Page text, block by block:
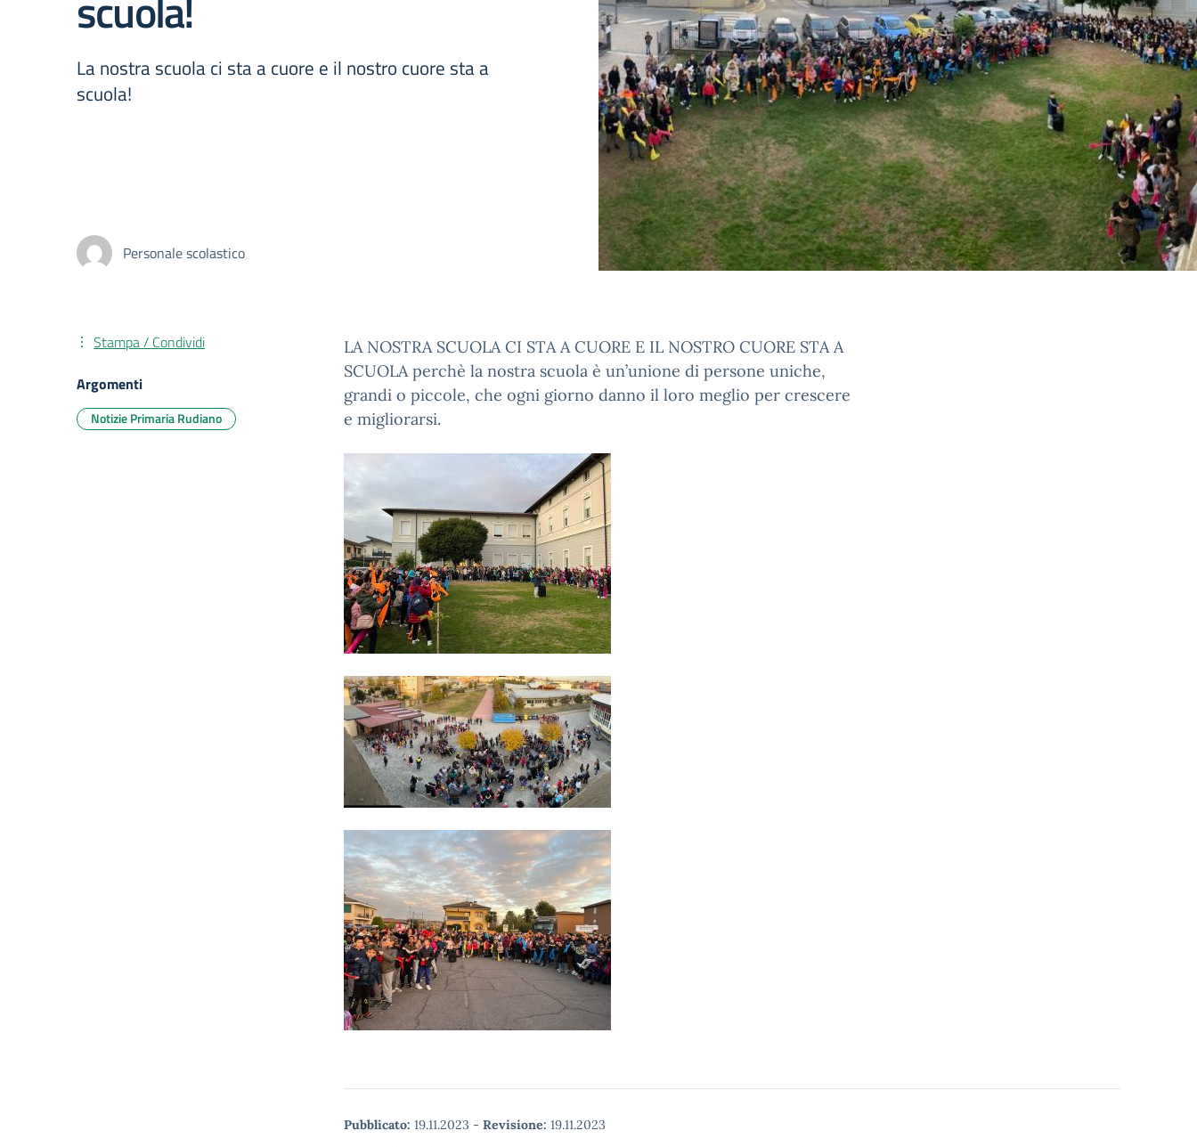
La nostra scuola ci sta a cuore e il nostro cuore sta a
scuola!
Personale scolastico
LA NOSTRA SCUOLA CI STA A CUORE E IL NOSTRO CUORE STA A
SCUOLA perchè la nostra scuola è un’unione di persone uniche,
grandi o piccole, che ogni giorno danno il loro meglio per crescere
e migliorarsi.
Pubblicato: 19.11.2023 - Revisione: 19.11.2023
Stampa / Condividi
Argomenti
Notizie Primaria Rudiano